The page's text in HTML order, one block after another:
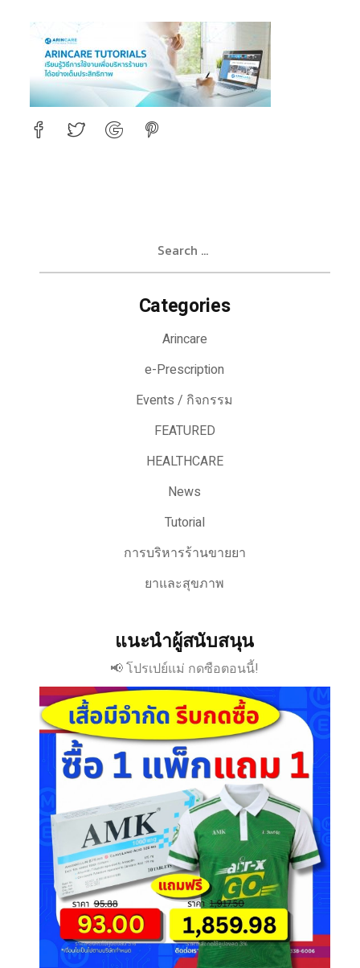
ปก blog tutorrials-01
Categories
Arincare
e-Prescription
Events / กิจกรรม
FEATURED
HEALTHCARE
News
Tutorial
การบริหารร้านขายยา
ยาและสุขภาพ
แนะนำผู้สนับสนุน
📢 โปรเปย์แม่ กดซือตอนนี้!